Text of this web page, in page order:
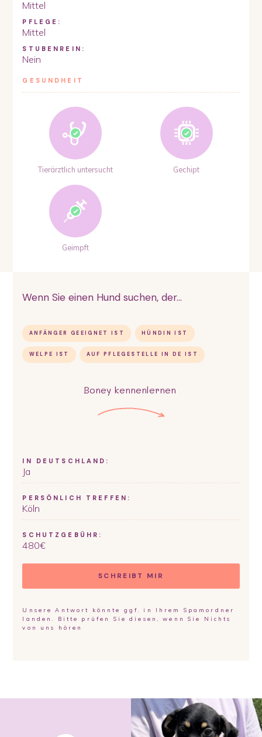
Mittel
PFLEGE:
Mittel
STUBENREIN:
Nein
GESUNDHEIT
Tierärztlich untersucht Gechipt
Geimpft
Wenn Sie einen Hund suchen, der...
ANFÄNGER GEEIGNET IST HÜNDIN IST
WELPE IST AUF PFLEGESTELLE IN DE IST
Boney kennenlernen
IN DEUTSCHLAND:
Ja
PERSÖNLICH TREFFEN:
Köln
SCHUTZGEBÜHR:
480€
SCHREIBT MIR
Unsere Antwort könnte ggf. in Ihrem Spamordner
landen. Bitte prüfen Sie diesen, wenn Sie Nichts
von uns hören